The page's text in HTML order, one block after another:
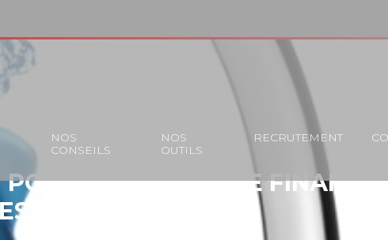
NOS
CONSEILS
NOS
OUTILS
RECRUTEMENT
POTABLE : UNE AIDE
ENTREPRISES ?